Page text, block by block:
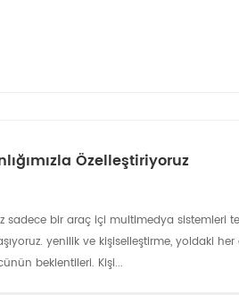
Özelleştiriyoruz
sadece bir araç içi multimedya sistemleri
yenilik ve kişiselleştirme, yoldaki her
beklentileri. Kişi...